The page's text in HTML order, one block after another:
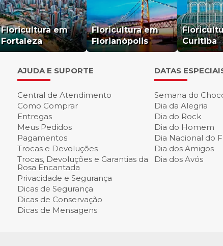
Floricultura em
Fortaleza
Floricultura em
Florianópolis
Curitiba
AJUDA E SUPORTE
Central de Atendimento
Como Comprar
Entregas
Meus Pedidos
Pagamentos
Trocas e Devoluções
Trocas, Devoluções e Garantias da
Rosa Encantada
Privacidade e Segurança
Dicas de Segurança
Dicas de Conservação
Dicas de Mensagens
DATAS
Semana do
Dia da Alegria
Dia do Rock
Dia do Homem
Dia Nacional do
Dia dos Amigos
Dia dos Avós